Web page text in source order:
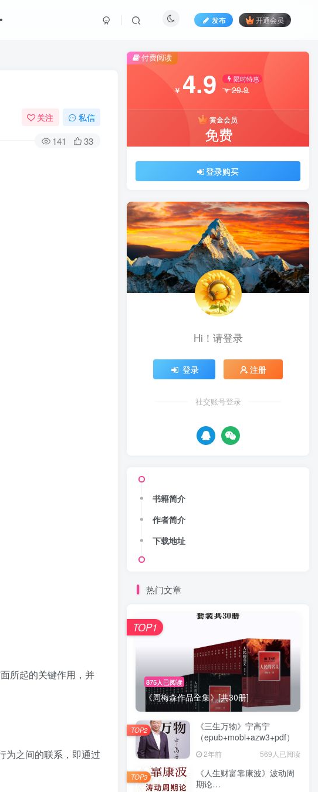
发布 开通会员
关注 私信
141 33
所起的关键作用，并
为之间的联系，即通过
付费阅读
￥ 4.9 限时特惠
￥29.9
黄金会员
免费
登录购买
Hi！请登录
登录 注册
社交账号登录
书籍简介
作者简介
下载地址
热门文章
875人已阅读
《周梅森作品全集》[共30册]
TOP1
《三生万物》宁高宁
（epub+mobi+azw3+pdf）
2年前 569人已阅读
TOP2
《人生财富靠康波》波动周
期论
TOP3